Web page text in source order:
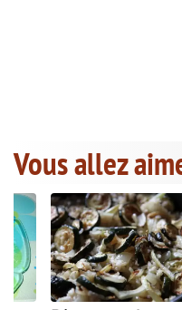
Vous allez